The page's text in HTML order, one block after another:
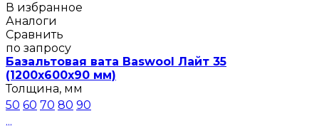
В избранное
Аналоги
Сравнить
по запросу
Базальтовая вата Baswool Лайт 35
(1200х600х90 мм)
Толщина, мм
50 60 70 80 90
...